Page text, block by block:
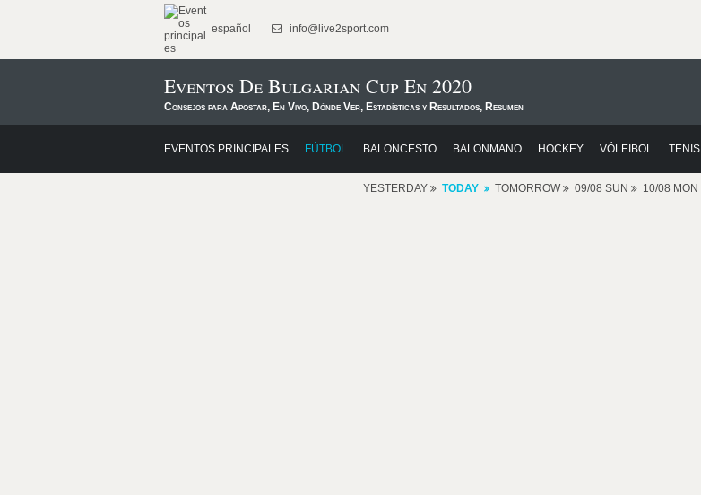
español info@live2sport.com
Eventos De Bulgarian Cup En 2020
Consejos para Apostar, En Vivo, Dónde Ver, Estadísticas y Resultados, Resumen
EVENTOS PRINCIPALES FÚTBOL BALONCESTO BALONMANO HOCKEY VÓLEIBOL TENIS
YESTERDAY TODAY TOMORROW 09/08 SUN 10/08 MON